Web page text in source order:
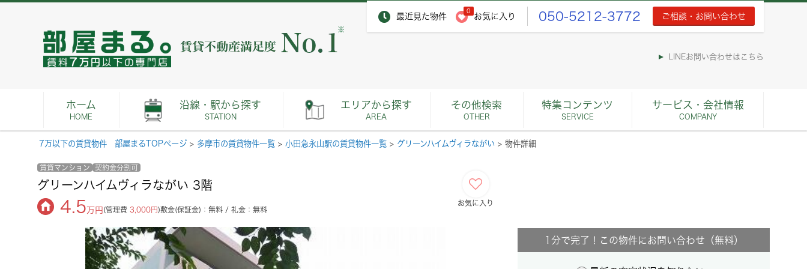
最近見た物件
0
お気に入り 050-5212-3772 ご相談・お問い合わせ
※
LINEお問い合わせはこちら
ホーム
HOME
沿線・駅から探す
STATION
エリアから探す
AREA
その他検索
OTHER
特集コンテンツ
SERVICE
サービス・会社情報
COMPANY
7万以下の賃貸物件 部屋まるTOPページ > 多摩市の賃貸物件一覧 > 小田急永山駅の賃貸物件一覧 > グリーンハイムヴィラながい > 物件詳細
賃貸マンション 契約金分割可
グリーンハイムヴィラながい 3階
4.5 万円 (管理費 3,000円)敷金(保証金)：無料 / 礼金：無料
お気に入り
1分で完了！この物件にお問い合わせ（無料）